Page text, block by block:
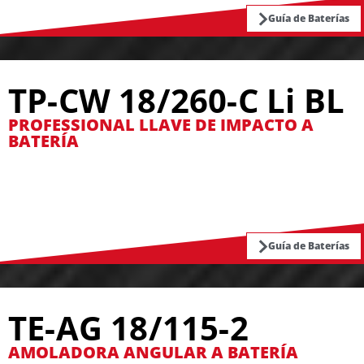
Guía de Baterías
TP-CW 18/260-C Li BL
PROFESSIONAL LLAVE DE IMPACTO A
BATERÍA
Guía de Baterías
TE-AG 18/115-2
AMOLADORA ANGULAR A BATERÍA